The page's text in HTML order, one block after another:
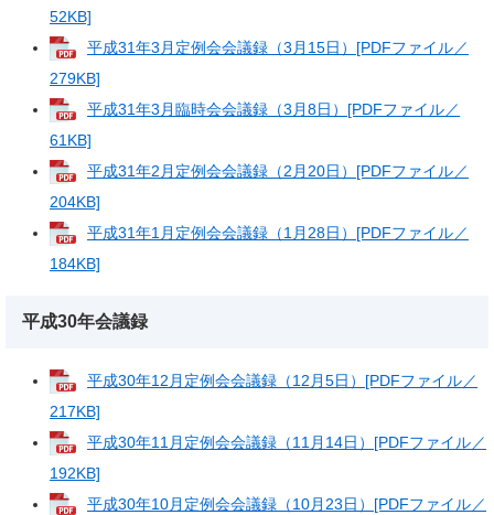
52KB]
平成31年3月定例会会議録（3月15日）[PDFファイル／
279KB]
平成31年3月臨時会会議録（3月8日）[PDFファイル／
61KB]
平成31年2月定例会会議録（2月20日）[PDFファイル／
204KB]
平成31年1月定例会会議録（1月28日）[PDFファイル／
184KB]
平成30年会議録
平成30年12月定例会会議録（12月5日）[PDFファイル／
217KB]
平成30年11月定例会会議録（11月14日）[PDFファイル／
192KB]
平成30年10月定例会会議録（10月23日）[PDFファイル／